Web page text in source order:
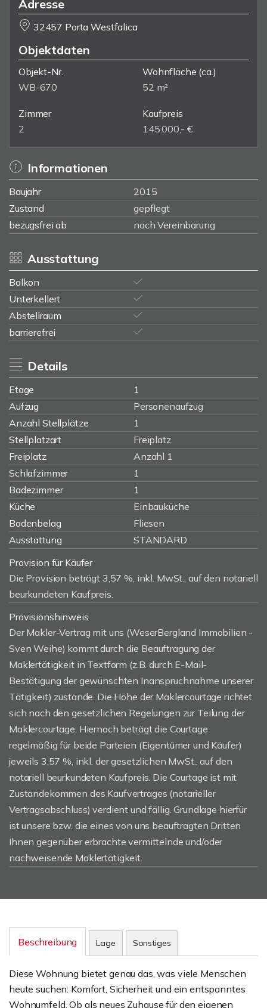
Adresse
32457 Porta Westfalica
Objektdaten
Objekt-Nr.
WB-670
Wohnfläche (ca.)
52 m²
Zimmer
2
Kaufpreis
145.000,- €
Informationen
Baujahr
2015
Zustand
gepflegt
bezugsfrei ab
nach Vereinbarung
Ausstattung
Balkon
Unterkellert
Abstellraum
barrierefrei
Details
Etage
1
Aufzug
Personenaufzug
Anzahl Stellplätze
1
Stellplatzart
Freiplatz
Freiplatz
Anzahl 1
Schlafzimmer
1
Badezimmer
1
Küche
Einbauküche
Bodenbelag
Fliesen
Ausstattung
STANDARD
Provision für Käufer
Die Provision beträgt 3,57 %, inkl. MwSt., auf den notariell
beurkundeten Kaufpreis.
Provisionshinweis
Der Makler-Vertrag mit uns (WeserBergland Immobilien -
Sven Weihe) kommt durch die Beauftragung der
Maklertätigkeit in Textform (z.B. durch E-Mail-
Bestätigung der gewünschten Inanspruchnahme unserer
Tätigkeit) zustande. Die Höhe der Maklercourtage richtet
sich nach den gesetzlichen Regelungen zur Teilung der
Maklercourtage. Hiernach beträgt die Courtage
regelmäßig für beide Parteien (Eigentümer und Käufer)
jeweils 3,57 %, inkl. der gesetzlichen MwSt., auf den
notariell beurkundeten Kaufpreis. Die Courtage ist mit
Zustandekommen des Kaufvertrages (notarieller
Vertragsabschluss) verdient und fällig. Grundlage hierfür
ist unsere bzw. die eines von uns beauftragten Dritten
Ihnen gegenüber erbrachte vermittelnde und/oder
nachweisende Maklertätigkeit.
Beschreibung Lage Sonstiges
Diese Wohnung bietet genau das, was viele Menschen
heute suchen: Komfort, Sicherheit und ein entspanntes
Wohnumfeld. Ob als neues Zuhause für den eigenen